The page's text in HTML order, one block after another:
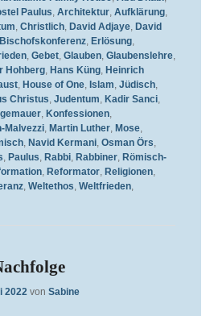
Paulus Architektur, Aufklärung,
Christlich, David Adjaye, David
, Erlösung,
, Gebet, Glauben, Glaubenslehre,
Hohberg, Hans Küng, Heinrich
, House of One, Islam Jüdisch,
Christus Judentum Kadir Sanci,
, Konfessionen,
Malvezzi, Martin Luther, Mose,
, Navid Kermani, Osman Örs
Paulus Rabbi, Rabbiner, Römisch-
, Reformator, Religionen,
, Weltethos Weltfrieden,
2022 von Sabine